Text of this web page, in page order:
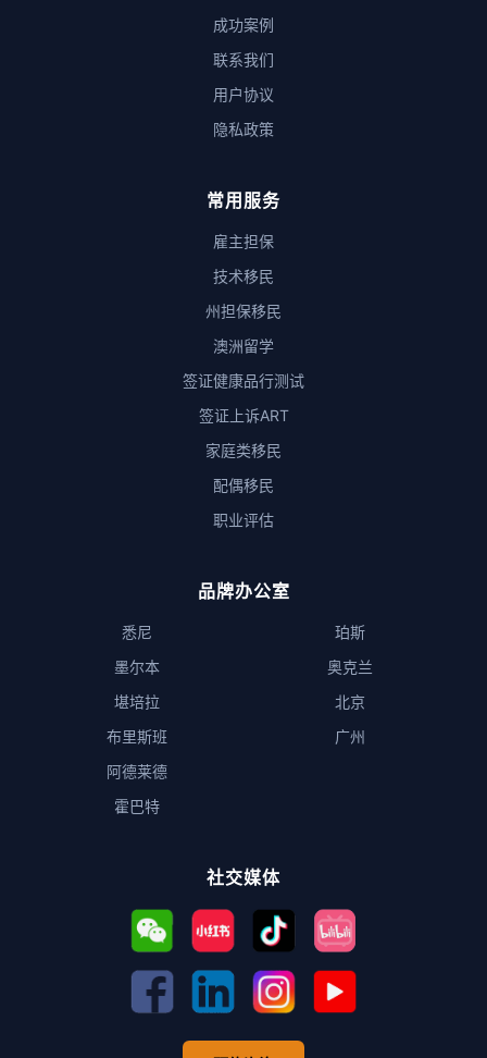
成功案例
联系我们
用户协议
隐私政策
常用服务
雇主担保
技术移民
州担保移民
澳洲留学
签证健康品行测试
签证上诉ART
家庭类移民
配偶移民
职业评估
品牌办公室
悉尼
墨尔本
堪培拉
布里斯班
阿德莱德
霍巴特
珀斯
奥克兰
北京
广州
社交媒体